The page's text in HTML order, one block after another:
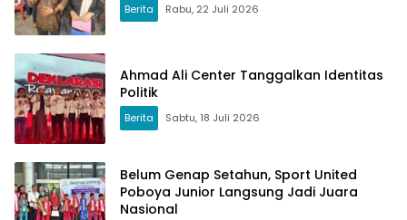
Berita Rabu, 22 Juli 2026
Ahmad Ali Center Tanggalkan Identitas
Politik
Berita Sabtu, 18 Juli 2026
Belum Genap Setahun, Sport United
Poboya Junior Langsung Jadi Juara
Nasional